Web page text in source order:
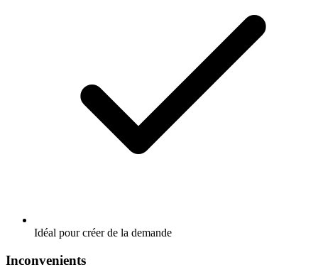
Idéal pour créer de la demande
Inconvenients